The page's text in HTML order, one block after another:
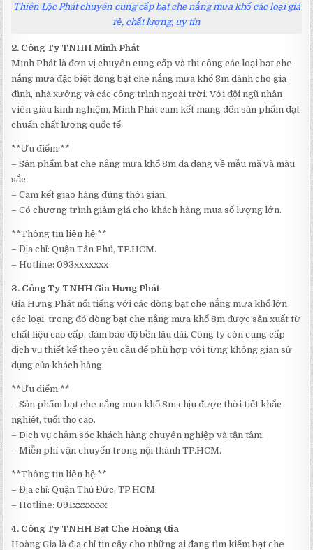
Thiên Lộc Phát chuyên cung cấp bạt che nắng mưa khổ các loại giá
rẻ, chất lượng, uy tín
2. Công Ty TNHH Minh Phát
Minh Phát là đơn vị chuyên cung cấp và thi công các loại bạt che
nắng mưa đặc biệt dòng bạt che nắng mưa khổ 8m dành cho gia
đình, nhà xưởng và các công trình ngoài trời. Với đội ngũ nhân
viên giàu kinh nghiệm, Minh Phát cam kết mang đến sản phẩm đạt
chuẩn chất lượng quốc tế.
**Ưu điểm:**
– Sản phẩm bạt che nắng mưa khổ 8m đa dạng về mẫu mã và màu
sắc.
– Cam kết giao hàng đúng thời gian.
– Có chương trình giảm giá cho khách hàng mua số lượng lớn.
**Thông tin liên hệ:**
– Địa chỉ: Quận Tân Phú, TP.HCM.
– Hotline: 093xxxxxxx
3. Công Ty TNHH Gia Hưng Phát
Gia Hưng Phát nổi tiếng với các dòng bạt che nắng mưa khổ lớn
các loại, trong đó dòng bạt che nắng mưa khổ 8m được sản xuất từ
chất liệu cao cấp, đảm bảo độ bền lâu dài. Công ty còn cung cấp
dịch vụ thiết kế theo yêu cầu để phù hợp với từng không gian sử
dụng của khách hàng.
**Ưu điểm:**
– Sản phẩm bạt che nắng mưa khổ 8m chịu được thời tiết khắc
nghiệt, tuổi thọ cao.
– Dịch vụ chăm sóc khách hàng chuyên nghiệp và tận tâm.
– Miễn phí vận chuyển trong nội thành TP.HCM.
**Thông tin liên hệ:**
– Địa chỉ: Quận Thủ Đức, TP.HCM.
– Hotline: 091xxxxxxx
4. Công Ty TNHH Bạt Che Hoàng Gia
Hoàng Gia là địa chỉ tin cậy cho những ai đang tìm kiếm bạt che